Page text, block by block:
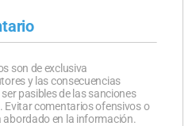
son de exclusiva
y las consecuencias
pasibles de las sanciones
Evitar comentarios ofensivos o
en la información.